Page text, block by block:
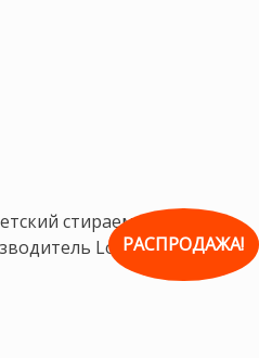
РАСПРОДАЖА!